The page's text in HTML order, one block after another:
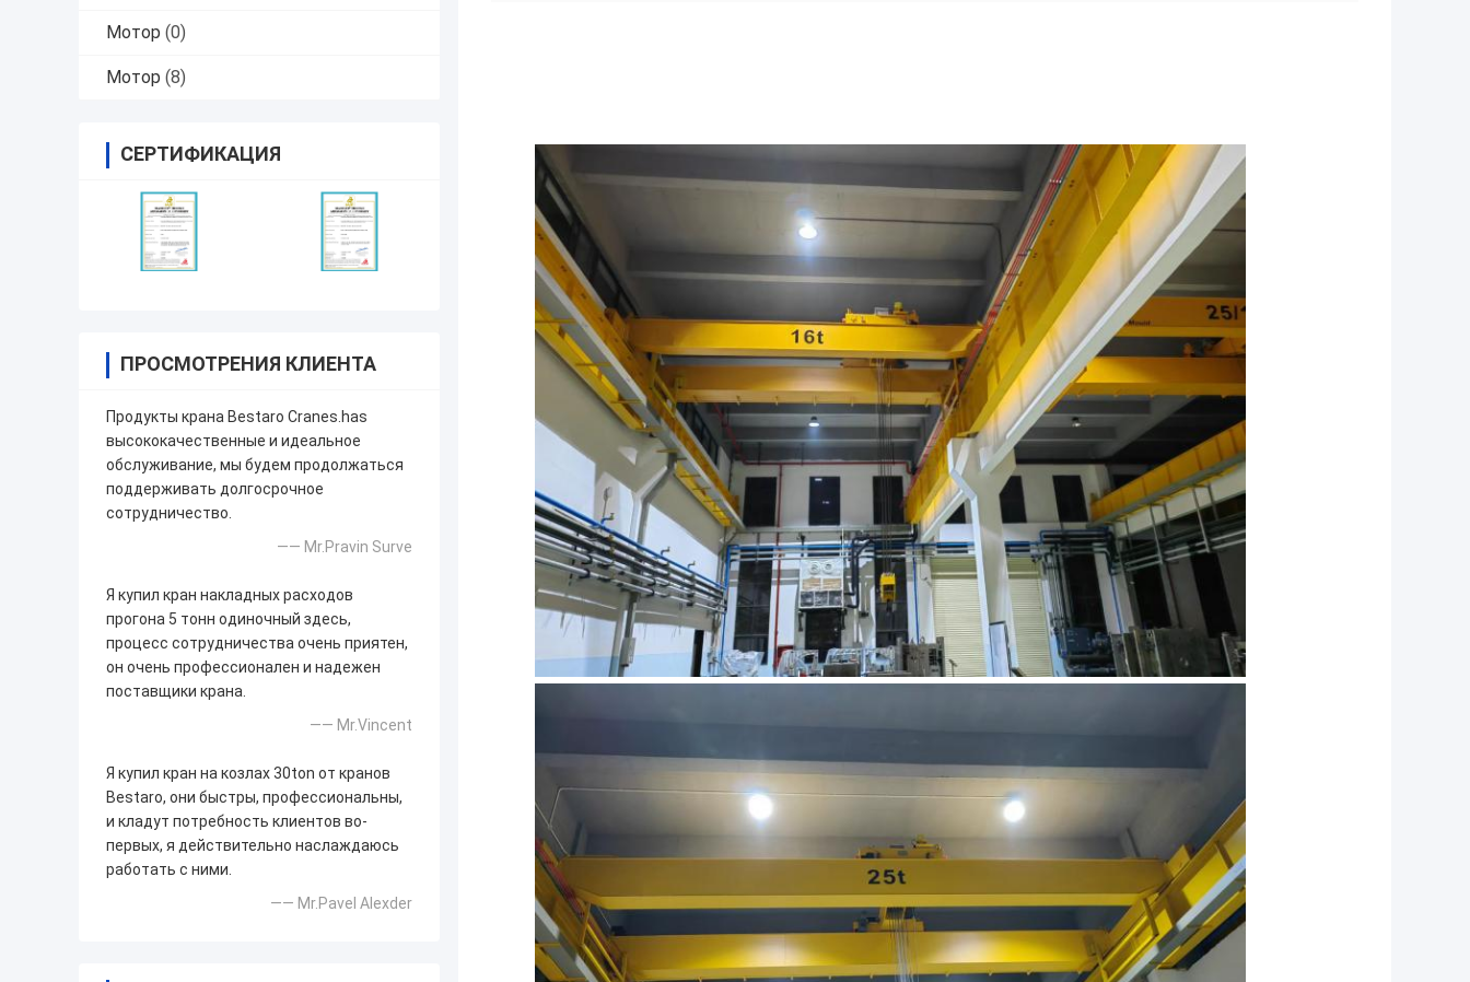
Мотор (0)
Мотор (8)
СЕРТИФИКАЦИЯ
ПРОСМОТРЕНИЯ КЛИЕНТА
Продукты крана Bestaro Cranes.has
высококачественные и идеальное
обслуживание, мы будем продолжаться
поддерживать долгосрочное
сотрудничество.
—— Mr.Pravin Surve
Я купил кран накладных расходов
прогона 5 тонн одиночный здесь,
процесс сотрудничества очень приятен,
он очень профессионален и надежен
поставщики крана.
—— Mr.Vincent
Я купил кран на козлах 30ton от кранов
Bestaro, они быстры, профессиональны,
и кладут потребность клиентов во-
первых, я действительно наслаждаюсь
работать с ними.
—— Mr.Pavel Alexder